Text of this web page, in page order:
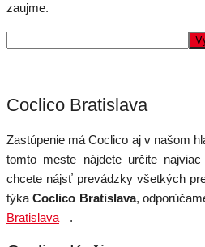
zaujme.
Coclico Bratislava
Zastúpenie má Coclico aj v našom
tomto meste nájdete určite
chcete nájsť prevádzky všetkých
týkaCoclico Bratislava,
Bratislava
.